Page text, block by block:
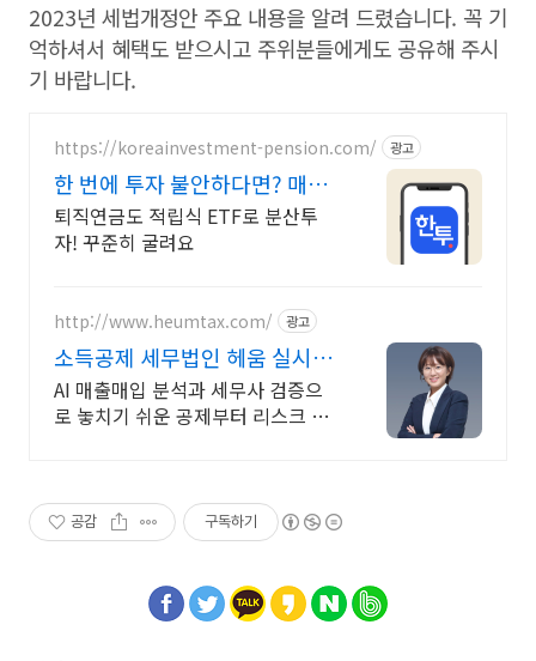
2023년 세법개정안 주요 내용을 알려 드렸습니다. 꼭 기
억하셔서 혜택도 받으시고 주위분들에게도 공유해 주시
기 바랍니다.
https://koreainvestment-pension.com/ 광고
한 번에 투자 불안하다면? 매달
기대되는 연금 생활
퇴직연금도 적립식 ETF로 분산투
자! 꾸준히 굴려요
http://www.heumtax.com/ 광고
소득공제 세무법인 헤움 실시간
카톡 상담 지원
AI 매출매입 분석과 세무사 검증으
로 놓치기 쉬운 공제부터 리스크 관
공감 구독하기